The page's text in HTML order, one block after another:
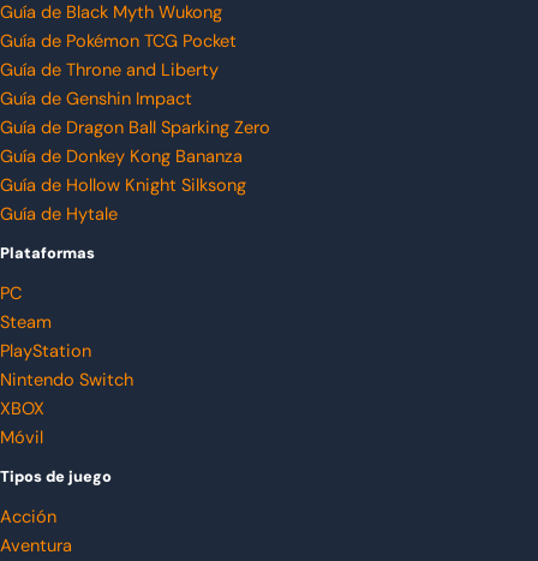
Guía de Black Myth Wukong
Guía de Pokémon TCG Pocket
Guía de Throne and Liberty
Guía de Genshin Impact
Guía de Dragon Ball Sparking Zero
Guía de Donkey Kong Bananza
Guía de Hollow Knight Silksong
Guía de Hytale
Plataformas
PC
Steam
PlayStation
Nintendo Switch
XBOX
Móvil
Tipos de juego
Acción
Aventura